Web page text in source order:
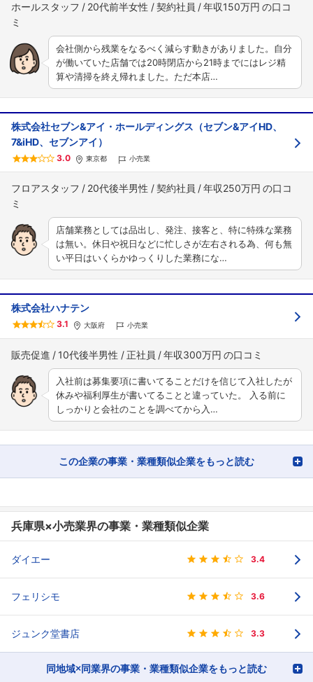
ホールスタッフ 20代前半女性 契約社員 年収150万円
会社側から残業をなるべく減らす動きがありました。自分
が働いていた店舗では20時閉店から21時までにはレジ精
算や清掃を終え帰れました。ただ本店…
株式会社セブン&アイ・ホールディングス（セブン&アイHD、
7&iHD、セブンアイ）
3.0 東京都 小売業
フロアスタッフ 20代後半男性 契約社員 年収250万円
店舗業務としては品出し、発注、接客と、特に特殊な業務
は無い。休日や祝日などに忙しさが左右される為、何も無
い平日はいくらかゆっくりした業務にな…
株式会社ハナテン
3.1 大阪府 小売業
販売促進 10代後半男性 正社員 年収300万円
入社前は募集要項に書いてることだけを信じて入社したが
休みや福利厚生が書いてることと違っていた。 入る前に
しっかりと会社のことを調べてから入…
この企業の事業・業種類似企業をもっと読む
兵庫県×小売業界の事業・業種類似企業
ダイエー 3.4
フェリシモ 3.6
ジュンク堂書店 3.3
同地域×同業界の事業・業種類似企業をもっと読む